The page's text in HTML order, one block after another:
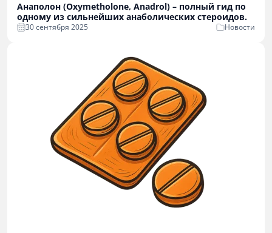
Анаполон (Oxymetholone, Anadrol) – полный гид по
одному из сильнейших анаболических стероидов.
30 сентября 2025 Новости